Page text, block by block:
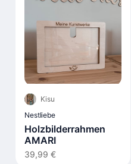
Kisu
Nestliebe
Holzbilderrahmen
AMARI
39,99 €